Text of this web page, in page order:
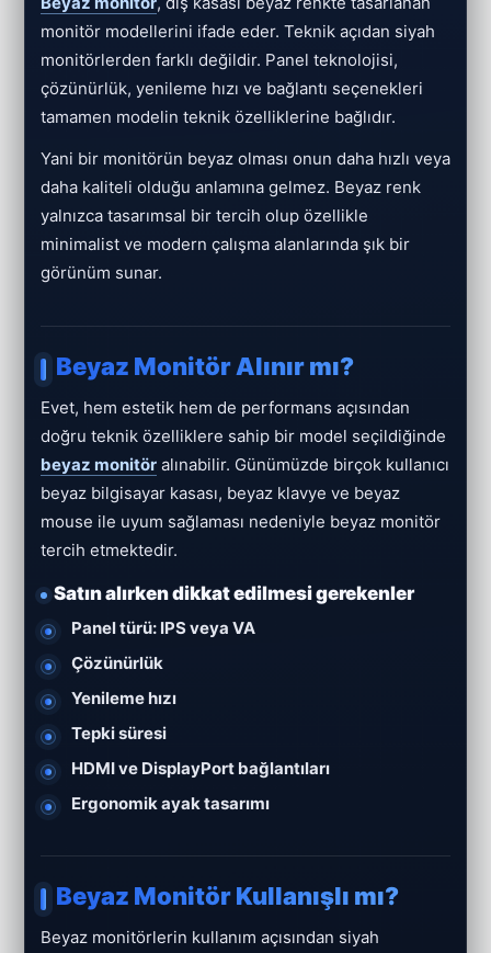
monitör modellerini ifade eder. Teknik açıdan siyah
monitörlerden farklı değildir. Panel teknolojisi,
çözünürlük, yenileme hızı ve bağlantı seçenekleri
tamamen modelin teknik özelliklerine bağlıdır.
Yani bir monitörün beyaz olması onun daha hızlı veya
daha kaliteli olduğu anlamına gelmez. Beyaz renk
yalnızca tasarımsal bir tercih olup özellikle
minimalist ve modern çalışma alanlarında şık bir
görünüm sunar.
Beyaz Monitör Alınır mı?
Evet, hem estetik hem de performans açısından
doğru teknik özelliklere sahip bir model seçildiğinde
beyaz monitör alınabilir. Günümüzde birçok kullanıcı
beyaz bilgisayar kasası, beyaz klavye ve beyaz
mouse ile uyum sağlaması nedeniyle beyaz monitör
tercih etmektedir.
Satın alırken dikkat edilmesi gerekenler
Panel türü: IPS veya VA
Çözünürlük
Yenileme hızı
Tepki süresi
HDMI ve DisplayPort bağlantıları
Ergonomik ayak tasarımı
Beyaz Monitör Kullanışlı mı?
Beyaz monitörlerin kullanım açısından siyah